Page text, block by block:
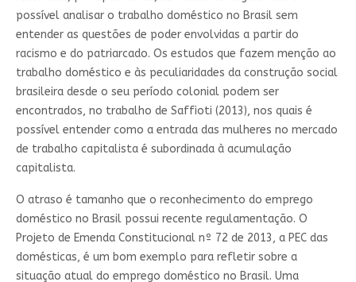
possível analisar o trabalho doméstico no Brasil sem
entender as questões de poder envolvidas a partir do
racismo e do patriarcado. Os estudos que fazem menção ao
trabalho doméstico e às peculiaridades da construção social
brasileira desde o seu período colonial podem ser
encontrados, no trabalho de Saffioti (2013), nos quais é
possível entender como a entrada das mulheres no mercado
de trabalho capitalista é subordinada à acumulação
capitalista.
O atraso é tamanho que o reconhecimento do emprego
doméstico no Brasil possui recente regulamentação. O
Projeto de Emenda Constitucional nº 72 de 2013, a PEC das
domésticas, é um bom exemplo para refletir sobre a
situação atual do emprego doméstico no Brasil. Uma